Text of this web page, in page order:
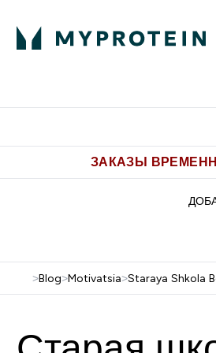
ЗАКАЗЫ
>Blog>Motivatsia>Staraya Shkola